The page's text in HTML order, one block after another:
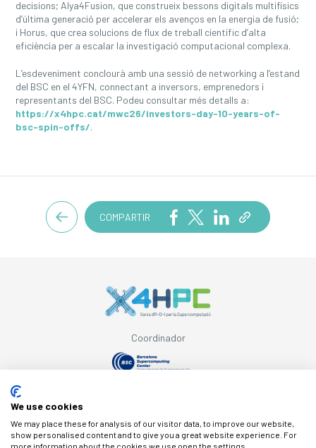
decisions; Alya4Fusion, que construeix bessons digitals multifísics
d’última generació per accelerar els avenços en la energia de fusió;
i Horus, que crea solucions de flux de treball científic d’alta
eficiència per a escalar la investigació computacional complexa.
L’esdeveniment conclourà amb una sessió de networking a l’estand
del BSC en el 4YFN, connectant a inversors, emprenedors i
representants del BSC. Podeu consultar més detalls a:
https://x4hpc.cat/mwc26/investors-day-10-years-of-
bsc-spin-offs/.
COMPARTIR
Coordinador
We use cookies
We may place these for analysis of our visitor data, to improve our website,
show personalised content and to give you a great website experience. For
more information about the cookies we use open the settings.